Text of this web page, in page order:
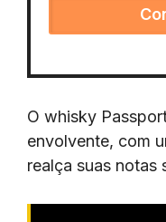
O whisky
envolvente, com
realça suas notas